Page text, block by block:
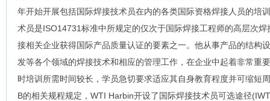
年开始开展包括国际焊接技术员在内的各类国际资格焊接人员的培
术员是ISO14731标准中所规定的仅次于国际焊接工程师的高层次
接相关企业获得国际产品质量认证的要素之一。他从事产品的结构
发等各个领域的焊接技术和相应的管理工作，在企业中起着非常重
时培训所需时间较长，学员急切要求适应其自身教育程度并可缩短
B的相关规程规定，WTI Harbin开设了国际焊接技术员可选途径